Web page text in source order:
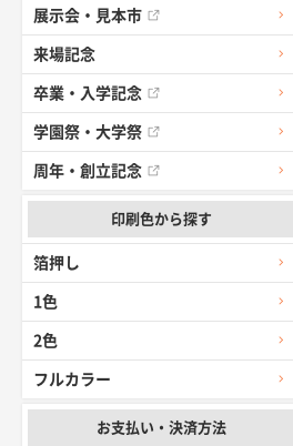
展示会・見本市
来場記念
卒業・入学記念
学園祭・大学祭
周年・創立記念
印刷色から探す
箔押し
1色
2色
フルカラー
お支払い・決済方法